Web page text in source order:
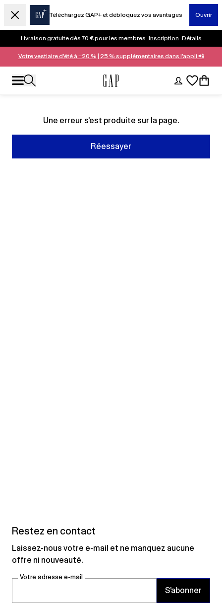
Téléchargez GAP+ et débloquez vos avantages Ouvrir
Livraison gratuite dès 70 € pour les membres Inscription Détails
Votre vestiaire d’été à −20 % 25 % supplémentaires dans l’appli 📲
Une erreur s'est produite sur la page.
Réessayer
Restez en contact
Laissez-nous votre e-mail et ne manquez aucune
offre ni nouveauté.
Votre adresse e-mail
S’abonner